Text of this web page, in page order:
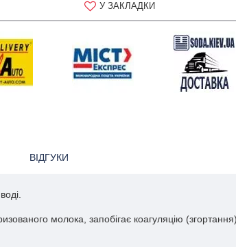
У ЗАКЛАДКИ
ВІДГУКИ
молока, запобігає коагуляцію